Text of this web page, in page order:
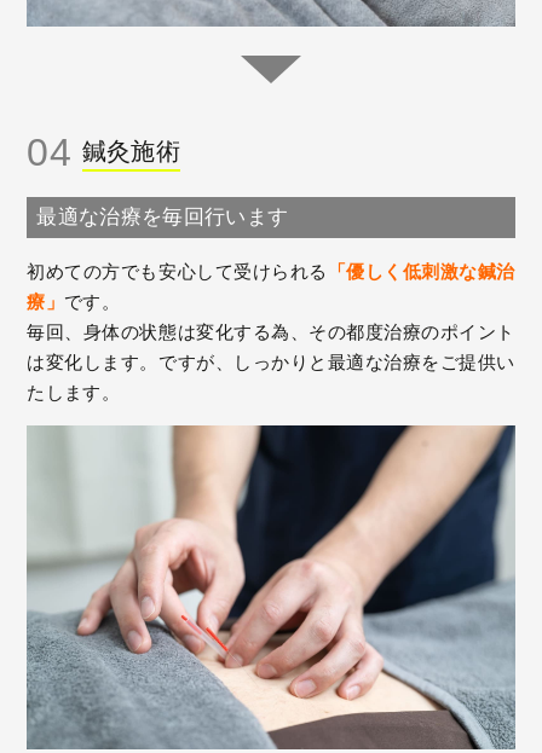
04 鍼灸施術
最適な治療を毎回行います
初めての方でも安心して受けられる
「優しく低刺激な鍼治
療」 です。
毎回、身体の状態は変化する為、その都度治療のポイント
は変化します。ですが、しっかりと最適な治療をご提供い
たします。